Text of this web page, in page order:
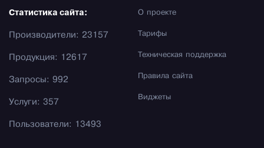
О проекте
Тарифы
Техническая поддержка
Правила сайта
Виджеты
Статистика сайта:
Производители: 23157
Продукция: 12617
Запросы: 992
Услуги: 357
Пользователи: 13493